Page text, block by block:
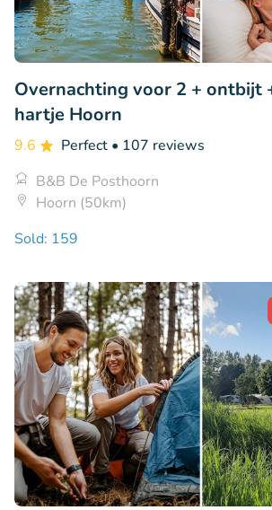
Overnachting voor 2 + ontbijt
hartje Hoorn
9.6 Perfect • 107 reviews
B&B De Posthoorn
Hoorn (50km)
Sold: 159